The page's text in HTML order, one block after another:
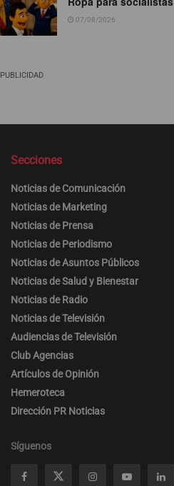
07/08/2026
PUBLICIDAD
Secciones
Noticias de Comunicación
Noticias de Marketing
Noticias de Prensa
Noticias de Periodismo
Noticias de Asuntos Públicos
Noticias de Salud y Bienestar
Noticias de Radio
Noticias de Televisión
Audiencias de Televisión
Club Agencias
Artículos de Opinión
Hemeroteca
Dirección PR Noticias
Síguenos